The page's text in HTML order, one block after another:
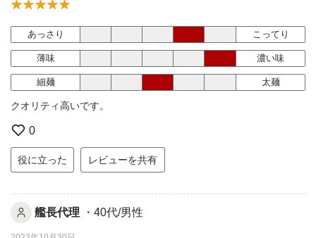
あっさり こってり
薄味 濃い味
細麺 太麺
クオリティ高いです。
0
役に立った レビューを共有
艦長代理 ・40代/男性